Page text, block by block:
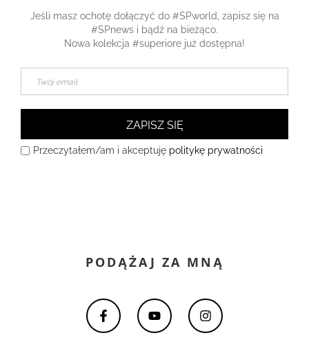
Jeśli masz ochotę dołączyć do #SPworld, zapisz się na
#SPnews i bądź na bieżąco.
Nowa kolekcja #superiore już dostępna!
ZAPISZ SIĘ
Przeczytałem/am i akceptuję politykę prywatności
PODĄŻAJ ZA MNĄ